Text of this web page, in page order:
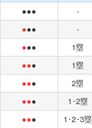
●●● -
●●● -
●●● 1塁
●●● 1塁
●●● 2塁
●●● 1･2塁
●●● 1･2･3塁